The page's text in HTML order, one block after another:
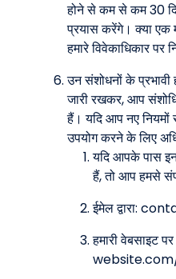
होने से कम से कम 30
प्रयास करेंगे। क्या एक
हमारे विवेकाधिकार पर
उन संशोधनों के प्रभावी
जारी रखकर, आप
हैं। यदि आप नए
उपयोग करने के लिए
यदि आपके पास इन
हैं, तो आप हमसे
ईमेल द्वारा:
हमारी